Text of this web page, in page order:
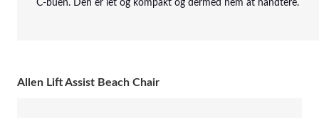
C-buen. Den er let og kompakt og dermed nem at håndtere.
Allen Lift Assist Beach Chair